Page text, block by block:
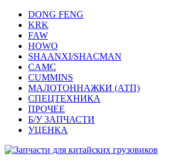
DONG FENG
KRK
FAW
HOWO
SHAANXI/SHACMAN
CAMC
CUMMINS
МАЛОТОННАЖКИ (АТП)
СПЕЦТЕХНИКА
ПРОЧЕЕ
Б/У ЗАПЧАСТИ
УЦЕНКА